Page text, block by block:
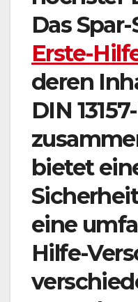
Das
Erste-
deren
DIN
bietet
eine
Hilfe-